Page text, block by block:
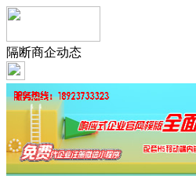
隔断商企动态